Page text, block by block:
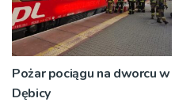
Pożar pociągu na dworcu w
Dębicy